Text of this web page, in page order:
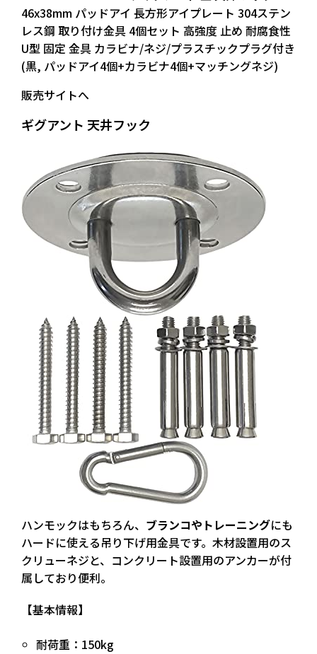
46x38mm パッドアイ 長方形アイプレート 304ステン
レス鋼 取り付け金具 4個セット 高強度 止め 耐腐食性
U型 固定 金具 カラビナ/ネジ/プラスチックプラグ付き
(黒, パッドアイ4個+カラビナ4個+マッチングネジ)
販売サイトへ
ギグアント 天井フック
ハンモックはもちろん、 ブランコやトレーニングにも
ハードに使える吊り下げ用金具です。 木材設置用のス
クリューネジと、コンクリート設置用のアンカーが付
属しており便利。
【基本情報】
耐荷重：150kg